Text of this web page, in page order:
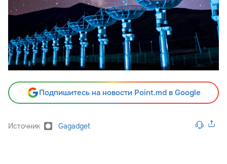
Подпишитесь на новости Point.md в Google
Источник Gagadget